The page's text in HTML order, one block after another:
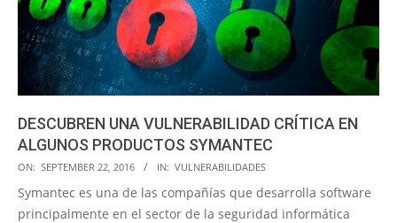
DESCUBREN UNA VULNERABILIDAD CRÍTICA EN
ALGUNOS PRODUCTOS SYMANTEC
2016-
09-
22
ON: SEPTEMBER 22, 2016 IN: VULNERABILIDADES
Symantec es una de las compañías que desarrolla software
principalmente en el sector de la seguridad informática